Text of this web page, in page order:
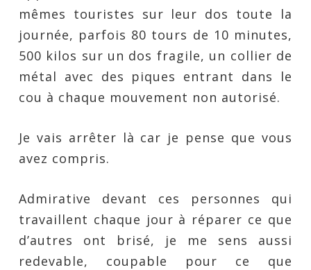
mêmes touristes sur leur dos toute la
journée, parfois 80 tours de 10 minutes,
500 kilos sur un dos fragile, un collier de
métal avec des piques entrant dans le
cou à chaque mouvement non autorisé.
Je vais arrêter là car je pense que vous
avez compris.
Admirative devant ces personnes qui
travaillent chaque jour à réparer ce que
d’autres ont brisé, je me sens aussi
redevable, coupable pour ce que